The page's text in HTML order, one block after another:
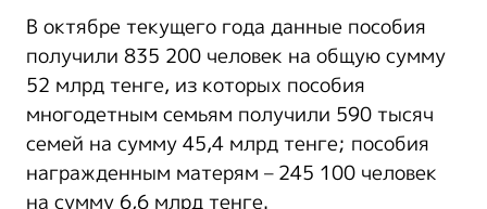
В октябре текущего года данные пособия
получили 835 200 человек на общую сумму
52 млрд тенге, из которых пособия
многодетным семьям получили 590 тысяч
семей на сумму 45,4 млрд тенге; пособия
награжденным матерям – 245 100 человек
на сумму 6,6 млрд тенге.